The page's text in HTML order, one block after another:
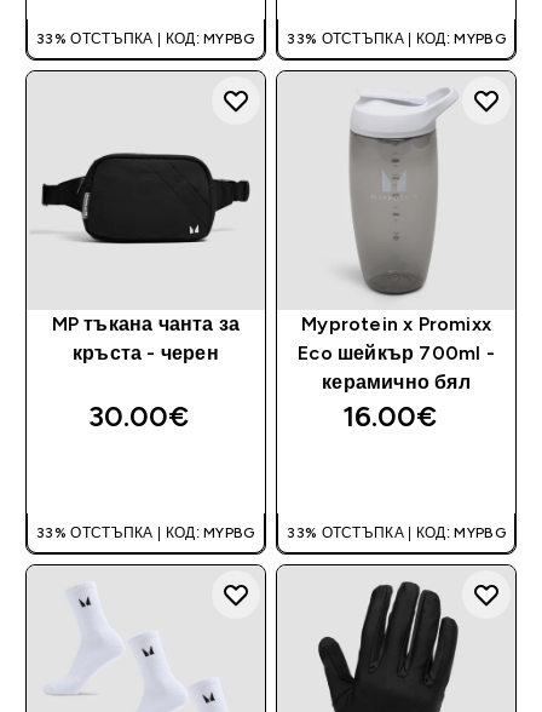
33% ОТСТЪПКА | КОД: MYPBG 33% ОТСТЪПКА | КОД: MYPBG
MP тъкана чанта за
кръста - черен
30.00€‎
33% ОТСТЪПКА | КОД: MYPBG
Myprotein x Promixx
Eco шейкър 700ml -
керамично бял
16.00€‎
33% ОТСТЪПКА | КОД: MYPBG